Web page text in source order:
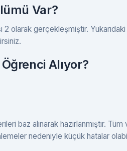
Var?
2 olarak gerçekleşmiştir. Yukarıdaki
Alıyor?
baz alınarak hazırlanmıştır.
nedeniyle küçük hatalar